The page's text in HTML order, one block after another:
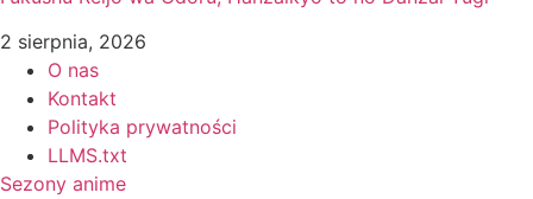
2 sierpnia, 2026
O nas
Kontakt
Polityka prywatności
LLMS.txt
Sezony anime